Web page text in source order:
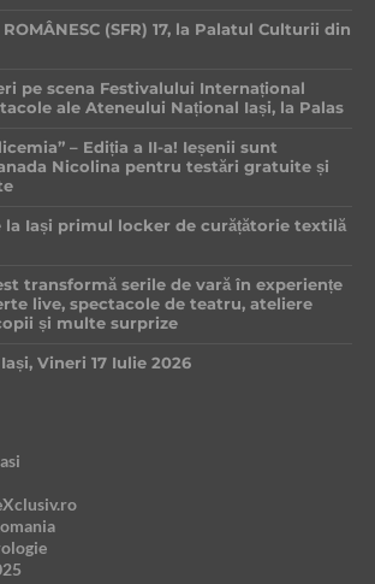
ROMÂNESC (SFR) 17, la Palatul Culturii din
pe scena Festivalului Internațional
ale Ateneului Național Iași, la Palas
– Ediția a II-a! Ieșenii sunt
Nicolina pentru testări gratuite și
la Iași primul locker de curățătorie textilă
transformă serile de vară în experiențe
live, spectacole de teatru, ateliere
și multe surprize
Vineri 17 Iulie 2026